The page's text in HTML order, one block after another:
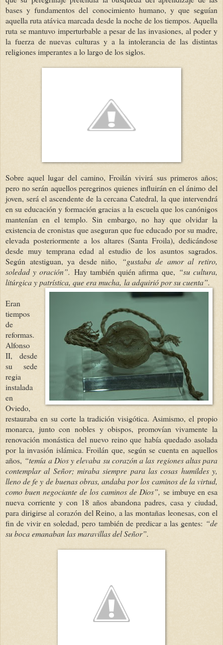
bases y fundamentos del conocimiento humano, y que seguían
aquella ruta atávica marcada desde la noche de los tiempos. Aquella
ruta se mantuvo imperturbable a pesar de las invasiones, al poder y
la fuerza de nuevas culturas y a la intolerancia de las distintas
religiones imperantes a lo largo de los siglos.
Sobre aquel lugar del camino, Froilán vivirá sus primeros años;
pero no serán aquellos peregrinos quienes influirán en el ánimo del
joven, será el ascendente de la cercana Catedral, la que intervendrá
en su educación y formación gracias a la escuela que los canónigos
mantenían en el templo. Sin embargo, no hay que olvidar la
existencia de cronistas que aseguran que fue educado por su madre,
elevada posteriormente a los altares (Santa Froila), dedicándose
desde muy temprana edad al estudio de los asuntos sagrados.
Según atestiguan, ya desde niño,
“gustaba de amor al retiro,
soledad y oración”. Hay también quién afirma que, “su cultura,
litúrgica y patrística, que era mucha, la adquirió por su cuenta”.
Eran
tiempos
de
reformas.
Alfonso
II, desde
su sede
regia
instalada
en
Oviedo,
restauraba en su corte la tradición visigótica. Asimismo, el propio
monarca, junto con nobles y obispos, promovían vivamente la
renovación monástica del nuevo reino que había quedado asolada
por la invasión islámica. Froilán que, según se cuenta en aquellos
años, “temía a Dios y elevaba su corazón a las regiones altas para
contemplar al Señor; miraba siempre para las cosas humildes y,
lleno de fe y de buenas obras, andaba por los caminos de la virtud,
como buen negociante de los caminos de Dios”, se imbuye en esa
nueva corriente y con 18 años abandona padres, casa y ciudad,
para dirigirse al corazón del Reino, a las montañas leonesas, con el
fin de vivir en soledad, pero también de predicar a las gentes: “de
su boca emanaban las maravillas del Señor”.